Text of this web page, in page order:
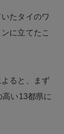
たタイのワ
に立てたこ
ると、まず
い13都県に